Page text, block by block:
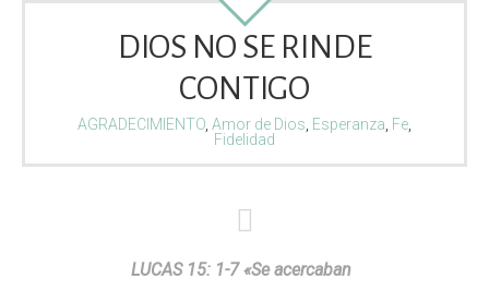
DIOS NO SE RINDE
CONTIGO
AGRADECIMIENTO Amor de Dios Esperanza Fe
Fidelidad
LUCAS 15: 1-7 «Se acercaban